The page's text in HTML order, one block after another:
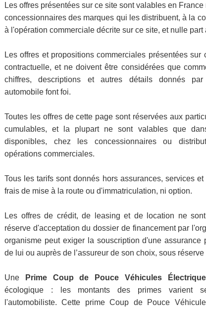
Les offres présentées sur ce site sont valables en
concessionnaires des marques qui les distribuent, à la
à l'opération commerciale décrite sur ce site, et nulle part
Les offres et propositions commerciales présentées sur
contractuelle, et ne doivent être considérées que
chiffres, descriptions et autres détails donnés par
automobile font foi.
Toutes les offres de cette page sont réservées aux
cumulables, et la plupart ne sont valables que
disponibles, chez les concessionnaires ou
opérations commerciales.
Tous les tarifs sont donnés hors assurances, services
frais de mise à la route ou d'immatriculation, ni option.
Les offres de crédit, de leasing et de location ne
réserve d'acceptation du dossier de financement par
organisme peut exiger la souscription d'une assurance
de lui ou auprès de l’assureur de son choix, sous
Une Prime Coup de Pouce Véhicules
écologique : les montants des primes varient
l'automobiliste. Cette prime Coup de Pouce